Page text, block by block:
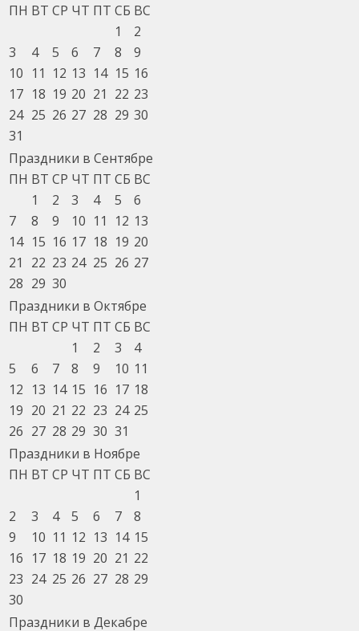
ПН ВТ СР ЧТ ПТ СБ ВС
1
2
3
4 5 6 7 8
9
10 11 12 13 14 15 16
17 18 19 20 21 22 23
24 25 26 27 28 29 30
31
Праздники в Сентябре
ПН ВТ СР ЧТ ПТ СБ ВС
1
2 3 4 5
6
7
8 9 10 11 12 13
14 15 16 17 18 19 20
21
22 23 24 25 26 27
28 29 30
Праздники в Октябре
ПН ВТ СР ЧТ ПТ СБ ВС
1
2 3
4
5
6 7 8 9 10 11
12 13 14 15 16 17 18
19 20 21 22 23 24 25
26 27 28 29 30 31
Праздники в Ноябре
ПН ВТ СР ЧТ ПТ СБ ВС
1
2
3 4 5 6 7
8
9
10 11 12 13 14 15
16 17 18 19 20 21 22
23 24 25 26 27 28 29
30
Праздники в Декабре